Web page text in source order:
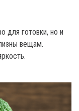
для готовки, но и
вещам.